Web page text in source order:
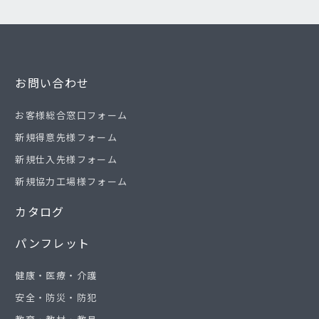
お問い合わせ
お客様総合窓口フォーム
新規得意先様フォーム
新規仕入先様フォーム
新規協力工場様フォーム
カタログ
パンフレット
健康・医療・介護
安全・防災・防犯